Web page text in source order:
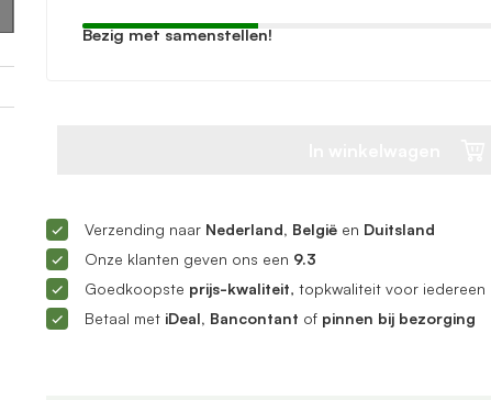
Bezig met samenstellen!
Verzending naar Nederland, België en Duitsland
Onze klanten geven ons een 9.3
Goedkoopste prijs-kwaliteit, topkwaliteit voor iedereen
Betaal met iDeal, Bancontant of pinnen bij bezorging